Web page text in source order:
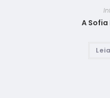
A Sofia